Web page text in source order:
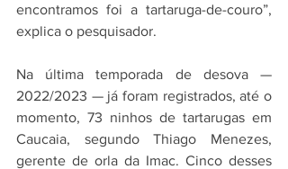
encontramos foi a tartaruga-de-couro”,
explica o pesquisador.
Na última temporada de desova —
2022/2023 — já foram registrados, até o
momento, 73 ninhos de tartarugas em
Caucaia, segundo Thiago Menezes,
gerente de orla da Imac. Cinco desses